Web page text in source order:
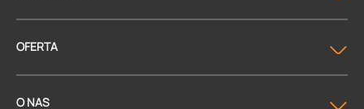
OFERTA
O NAS